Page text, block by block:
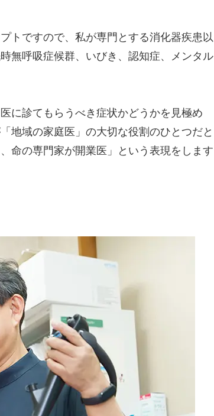
トですので、私が専門とする消化器疾患以
無呼吸症候群、いびき、認知症、メンタル
に診てもらうべき症状かどうかを見極め
地域の家庭医」の大切な役割のひとつだと
命の専門家が開業医」という表現をします